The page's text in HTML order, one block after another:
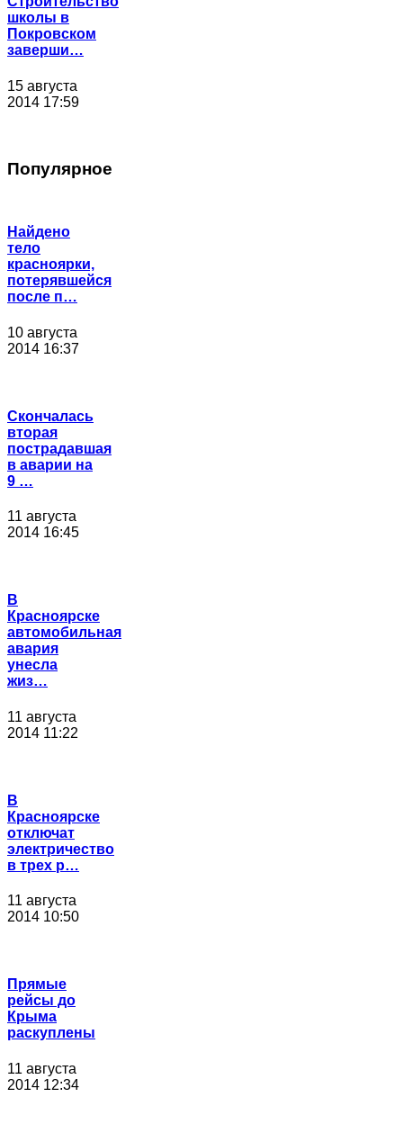
школы в
Покровском
заверши…
15 августа
2014 17:59
Популярное
Найдено
тело
красноярки,
потерявшейся
после п…
10 августа
2014 16:37
Скончалась
вторая
пострадавшая
в аварии на
9 …
11 августа
2014 16:45
В
Красноярске
автомобильная
авария
унесла
жиз…
11 августа
2014 11:22
В
Красноярске
отключат
электричество
в трех р…
11 августа
2014 10:50
Прямые
рейсы до
Крыма
раскуплены
11 августа
2014 12:34